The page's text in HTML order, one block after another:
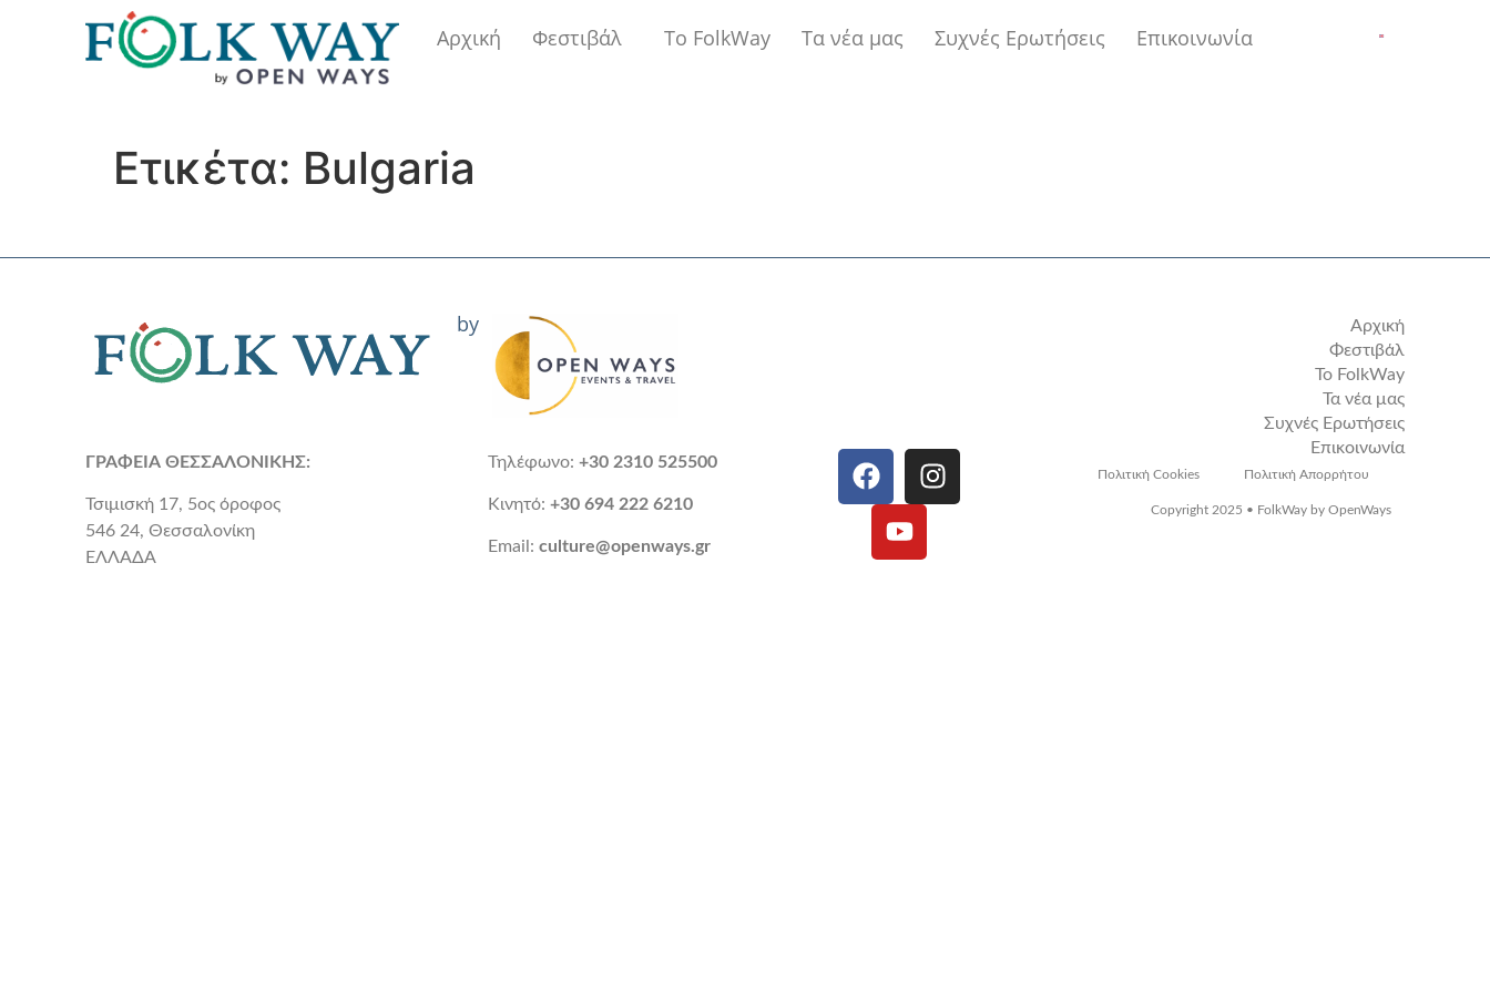
Αρχική Φεστιβάλ Το FolkWay Τα νέα μας Συχνές Ερωτήσεις Επικοινωνία
Ετικέτα: Bulgaria
by
Αρχική
Φεστιβάλ
Το FolkWay
Τα νέα μας
Συχνές Ερωτήσεις
Επικοινωνία
ΓΡΑΦΕΙΑ ΘΕΣΣΑΛΟΝΙΚΗΣ:
Τσιμισκή 17, 5ος όροφος
546 24, Θεσσαλονίκη
ΕΛΛΑΔΑ
Τηλέφωνο:+30 2310 525500
Κινητό:+30 694 222 6210
Email:culture@openways.gr
Πολιτική Cookies Πολιτική Απορρήτου
Copyright 2025 • FolkWay by OpenWays